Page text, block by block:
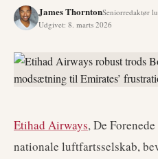
James ThorntonSeniorredaktør
Udgivet: 8. marts 2026
Etihad Airways, De
nationale luftfartsselskab,